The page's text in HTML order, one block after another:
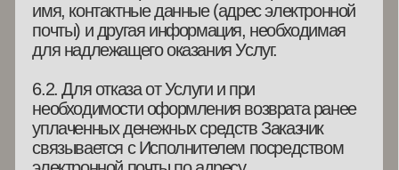
ИНН 783802615100
ОГРН / ОГРНИП 323774600657571
AAcademy 19, 2025 Публичная оферта